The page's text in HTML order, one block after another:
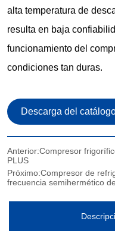
Anterior:Compresor
PLUS
Próximo:Compresor de
frecuencia semihermético